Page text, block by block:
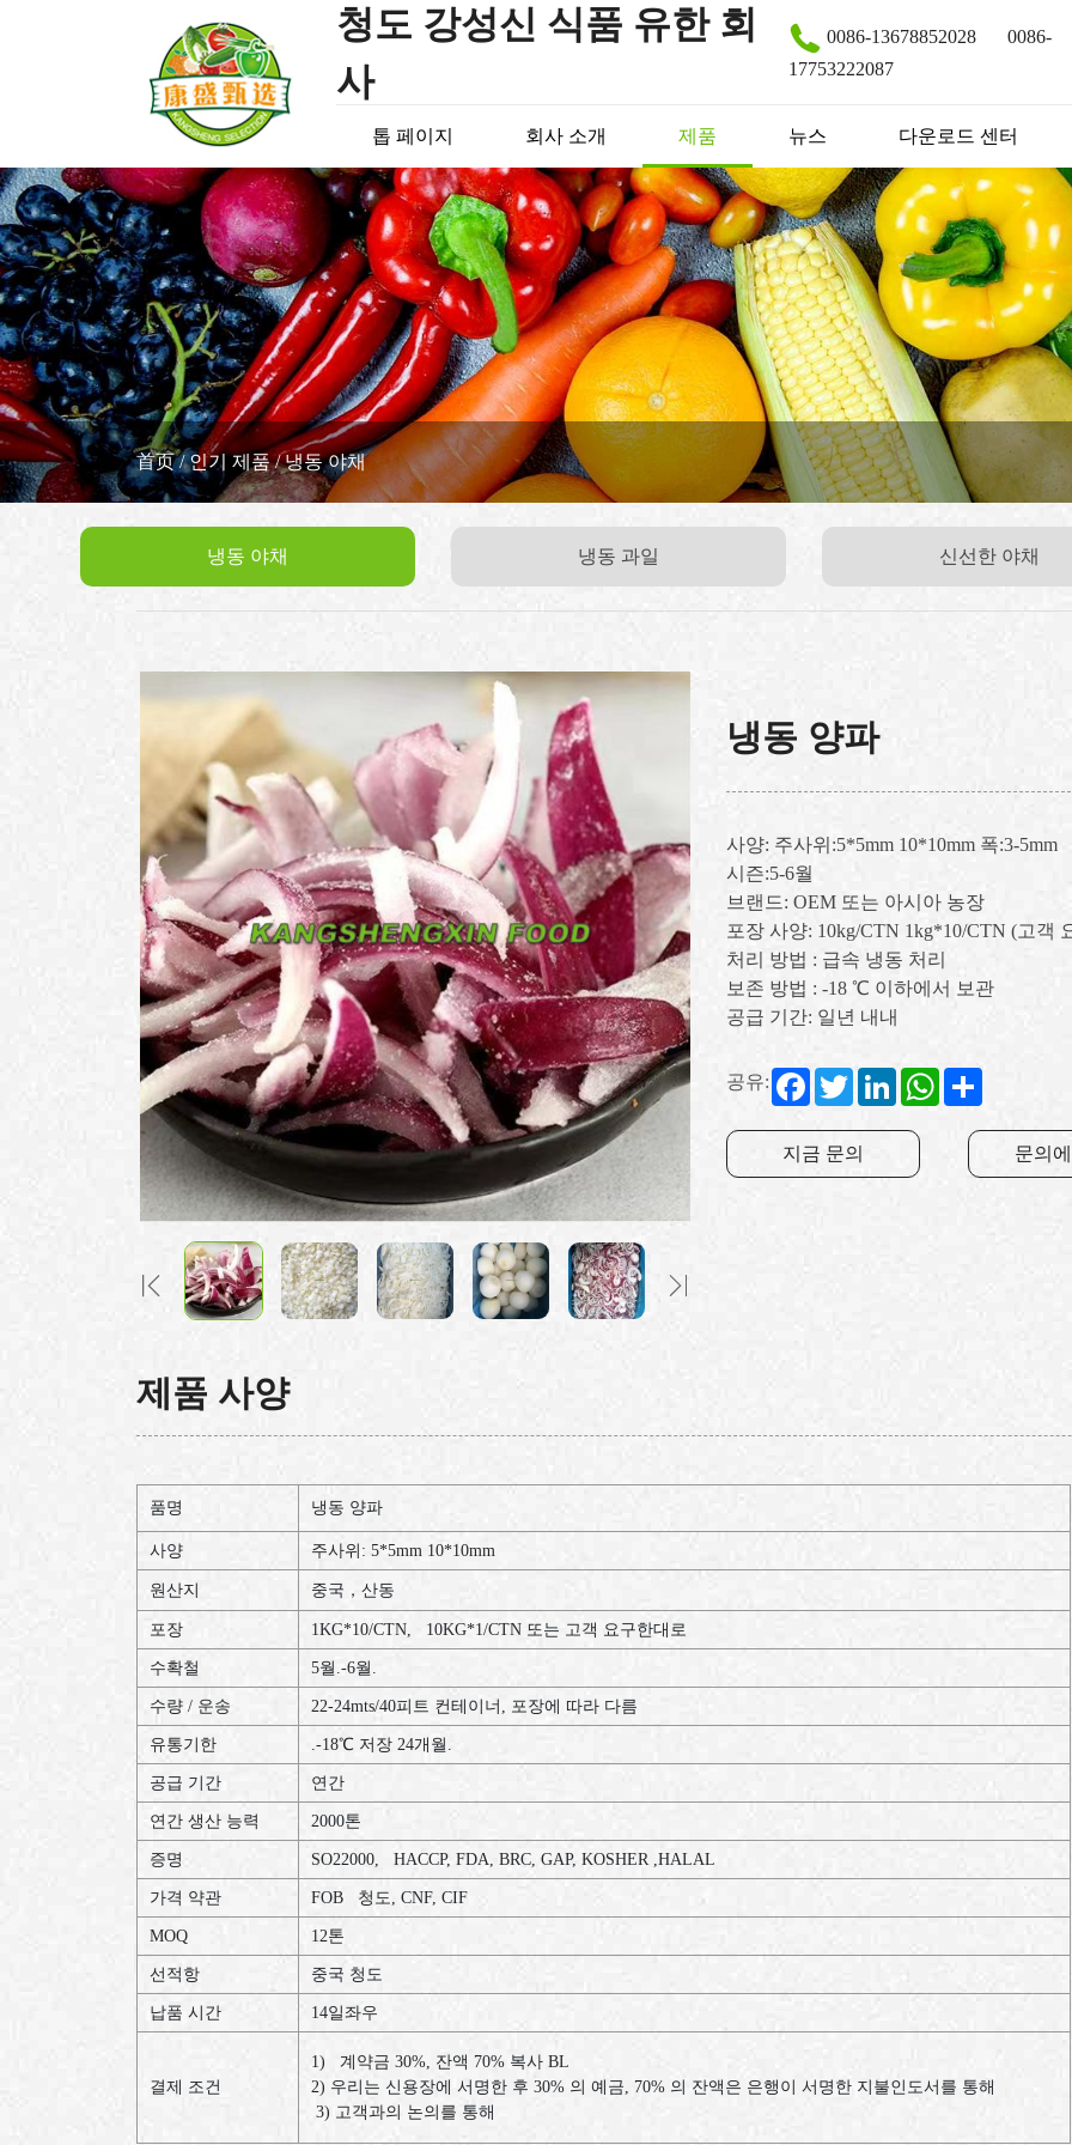
청도 강성신 식품 유한 회
사
0086-13678852028
0086-
17753222087
톱 페이지 회사 소개 제품 뉴스 다운로드 센터
首页/인기 제품/냉동 야채
냉동 야채 냉동 과일 신선한 야채
냉동 양파
사양: 주사위:5*5mm 10*10mm 폭:3-5mm
시즌:5-6월
브랜드: OEM 또는 아시아 농장
포장 사양: 10kg/CTN 1kg*10/CTN (고객
처리 방법 : 급속 냉동 처리
보존 방법 : -18 ℃ 이하에서 보관
공급 기간: 일년 내내
공유: FacebookTwitterLinkedInWhatsApp
지금 문의 문의
제품 사양
품명 냉동 양파
사양 주사위 : 5*5mm 10*10mm
원산지 중국，산동
포장 1KG*10/CTN, 10KG*1/CTN 또는 고객 요구한대로
수확철 5월 .-6월 .
수량 / 운송 22-24mts/40피트 컨테이너 , 포장에 따라 다름
유통기한 .-18℃ 저장 24개월 .
공급 기간 연간
연간 생산 능력 2000톤
증명 SO22000, HACCP, FDA, BRC, GAP, KOSHER ,HALAL
가격 약관 FOB 청도, CNF, CIF
MOQ 12톤
선적항 중국 청도
납품 시간 14일좌우
결제 조건
1) 계약금 30%, 잔액 70% 복사 BL
2) 우리는 신용장에 서명한 후 30% 의 예금, 70% 의 잔액은 은행이 서명한 지불인도서를 통해
3) 고객과의 논의를 통해